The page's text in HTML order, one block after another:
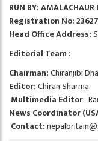
RUN BY:
Registration No:
Head Office Address:
Editorial Team :
Chairman:Chiranjibi
Editor:Chiran Sharma
Multimedia Editor:
News Coordinator
Contact: